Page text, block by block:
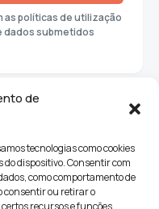
de
tecnologias como cookies
dispositivo. Consentir com
como comportamento de
consentir ou retirar o
recursos e funções.
as políticas de utilização
dados submetidos